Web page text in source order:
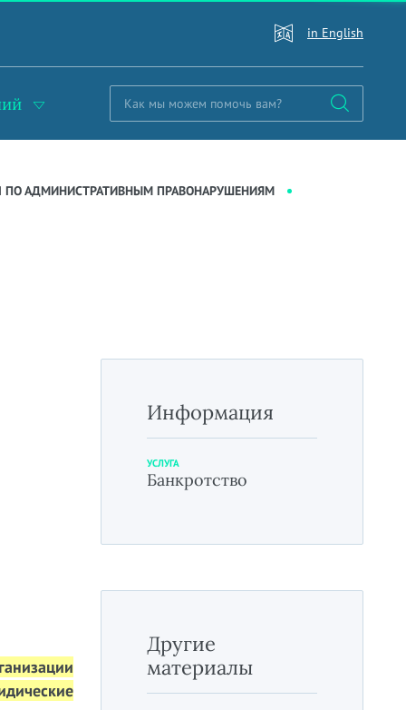
in English
АДМИНИСТРАТИВНЫМ ПРАВОНАРУШЕНИЯМ
Информация
УСЛУГА
Банкротство
Другие
материалы